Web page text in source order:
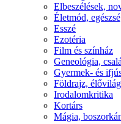
Elbeszélések,
Életmód,
Esszé
Ezotéria
Film és színház
Geneológia,
Gyermek- és
Földrajz, élővilág
Irodalomkritika
Kortárs
Mágia,